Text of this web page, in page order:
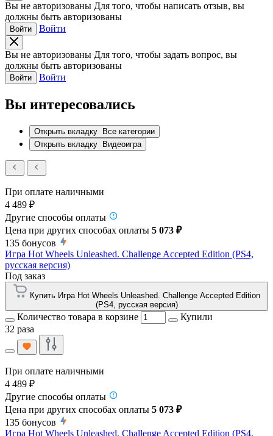
Вы не авторизованы Для того, чтобы написать отзыв, вы
должны быть авторизованы
Войти Войти
Вы не авторизованы Для того, чтобы задать вопрос, вы
должны быть авторизованы
Войти Войти
Вы интересовались
Открыть вкладку
Все категории
Открыть вкладку
Видеоигра
При оплате наличными
4 489 ₽
Другие способы оплаты
Цена при других способах оплаты 5 073 ₽
135 бонусов
Игра Hot Wheels Unleashed. Challenge Accepted Edition (PS4,
русская версия)
Под заказ
Купить Игра Hot Wheels Unleashed. Challenge Accepted Edition
(PS4, русская версия)
Количество товара в корзине
Купили
32 раза
При оплате наличными
4 489 ₽
Другие способы оплаты
Цена при других способах оплаты 5 073 ₽
135 бонусов
Игра Hot Wheels Unleashed. Challenge Accepted Edition (PS4,